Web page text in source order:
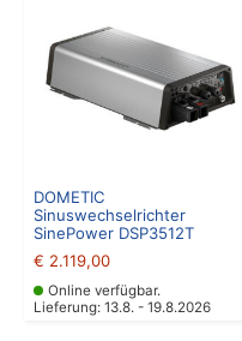
DOMETIC
Sinuswechselrichter
SinePower DSP3512T
€ 2.119,00
Online verfügbar.
Lieferung: 13.8. - 19.8.2026